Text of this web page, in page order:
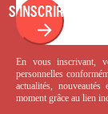
S'INSCRIRE
En vous inscrivant,
personnelles
actualités,
moment grâce au lien